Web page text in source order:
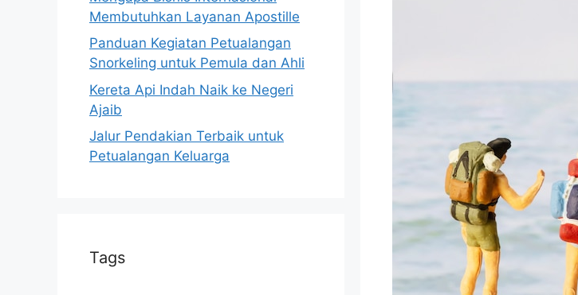
Membutuhkan Layanan Apostille
Panduan Kegiatan Petualangan
Snorkeling untuk Pemula dan Ahli
Kereta Api Indah Naik ke Negeri
Ajaib
Jalur Pendakian Terbaik untuk
Petualangan Keluarga
Tags